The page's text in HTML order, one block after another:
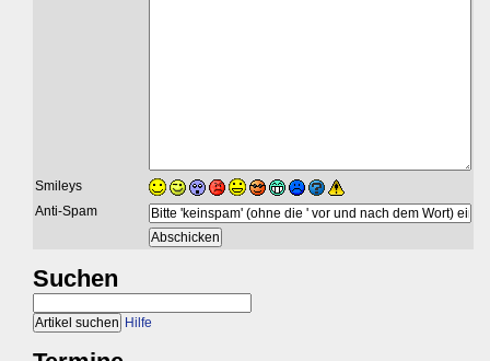
Smileys
Anti-Spam
Suchen
Hilfe